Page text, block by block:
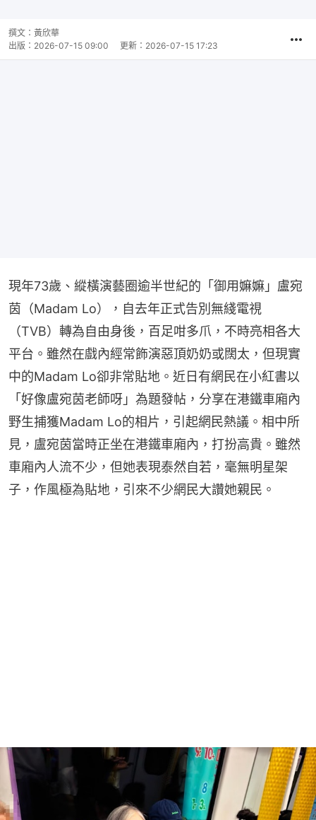
撰文： 黃欣華
出版： 2026-07-15 09:00 更新： 2026-07-15 17:23
現年73歲、縱橫演藝圈逾半世紀的「御用嫲嫲」盧宛
茵（Madam Lo），自去年正式告別無綫電視
（TVB）轉為自由身後，百足咁多爪，不時亮相各大
平台。雖然在戲內經常飾演惡頂奶奶或闊太，但現實
中的Madam Lo卻非常貼地。近日有網民在小紅書以
「好像盧宛茵老師呀」為題發帖，分享在港鐵車廂內
野生捕獲Madam Lo的相片，引起網民熱議。相中所
見，盧宛茵當時正坐在港鐵車廂內，打扮高貴。雖然
車廂內人流不少，但她表現泰然自若，毫無明星架
子，作風極為貼地，引來不少網民大讚她親民。